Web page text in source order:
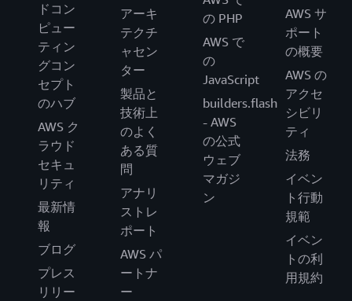
ドコン
ピュー
ティン
グコン
セプト
のハブ
AWS ク
ラウド
セキュ
リティ
最新情
報
ブログ
プレス
リリー
アーキ
テクチ
ャセン
ター
製品と
技術上
のよく
ある質
問
アナリ
ストレ
ポート
AWS パ
ートナ
ー
の PHP
AWS で
の
JavaScript
builders.flash
- AWS
の公式
ウェブ
マガジ
ン
AWS サ
ポート
の概要
AWS の
アクセ
シビリ
ティ
法務
イベン
ト行動
規範
イベン
トの利
用規約